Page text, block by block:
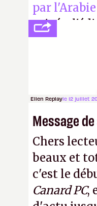
par
privée,
publier ses
Ellen Replayle 12 juillet
Message
Chers
beaux et
c'est le
Canard PC,